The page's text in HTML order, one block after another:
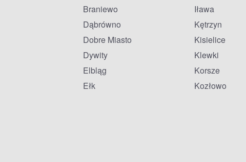
Braniewo
Dąbrówno
Dobre Miasto
Dywity
Elbląg
Ełk
Iława
Kętrzyn
Kisielice
Klewki
Korsze
Kozłowo